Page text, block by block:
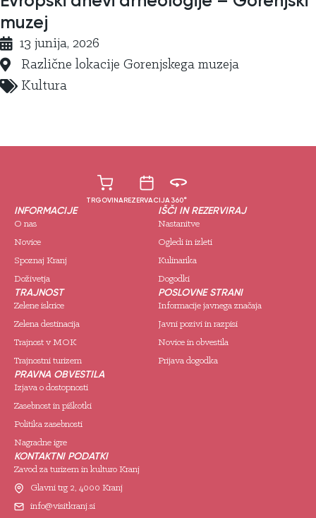
muzej
13 junija, 2026
Različne lokacije Gorenjskega muzeja
Kultura
TRGOVINAREZERVACIJA360°
INFORMACIJE
O nas
Novice
Spoznaj Kranj
Doživetja
IŠČI IN REZERVIRAJ
Nastanitve
Ogledi in izleti
Kulinarika
Dogodki
TRAJNOST
Zelene iskrice
Zelena destinacija
Trajnost v MOK
Trajnostni turizem
POSLOVNE STRANI
Informacije javnega značaja
Javni pozivi in razpisi
Novice in obvestila
Prijava dogodka
PRAVNA OBVESTILA
Izjava o dostopnosti
Zasebnost in piškotki
Politika zasebnosti
Nagradne igre
KONTAKTNI PODATKI
Zavod za turizem in kulturo Kranj
Glavni trg 2, 4000 Kranj
info@visitkranj.si